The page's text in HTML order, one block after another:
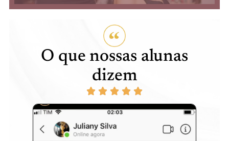
O que nossas alunas
dizem